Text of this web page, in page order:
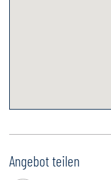
Angebot teilen